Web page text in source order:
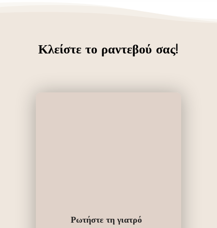
Κλείστε το ραντεβού σας!
Ρωτήστε τη γιατρό